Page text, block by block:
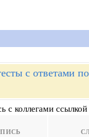
с ответами
с коллегами